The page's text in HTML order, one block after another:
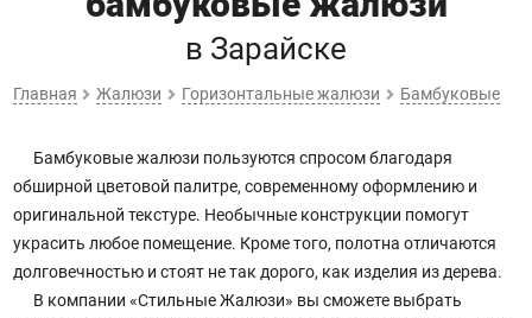
в Зарайске
Главная Жалюзи Горизонтальные жалюзи Бамбуковые
Бамбуковые жалюзи пользуются спросом благодаря
обширной цветовой палитре, современному оформлению и
оригинальной текстуре. Необычные конструкции помогут
украсить любое помещение. Кроме того, полотна отличаются
долговечностью и стоят не так дорого, как изделия из дерева.
В компании «Стильные Жалюзи» вы сможете выбрать